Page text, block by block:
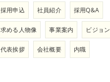
採用申込 社員紹介 採用Q&A
求める人物像 事業案内 ビジョン
代表挨拶 会社概要 内職